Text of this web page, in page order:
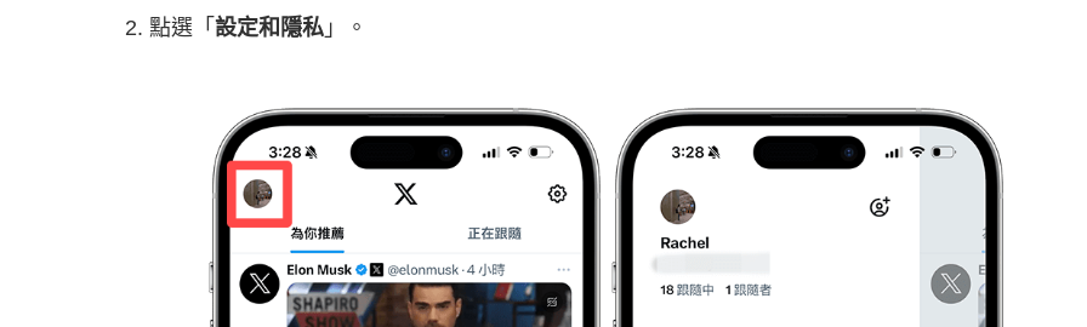
點選「 設定和隱私 」。